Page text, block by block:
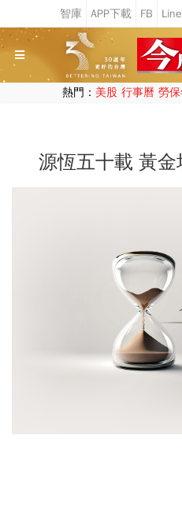
熱門： 美股 行事曆 勞
源恆五十載 黃